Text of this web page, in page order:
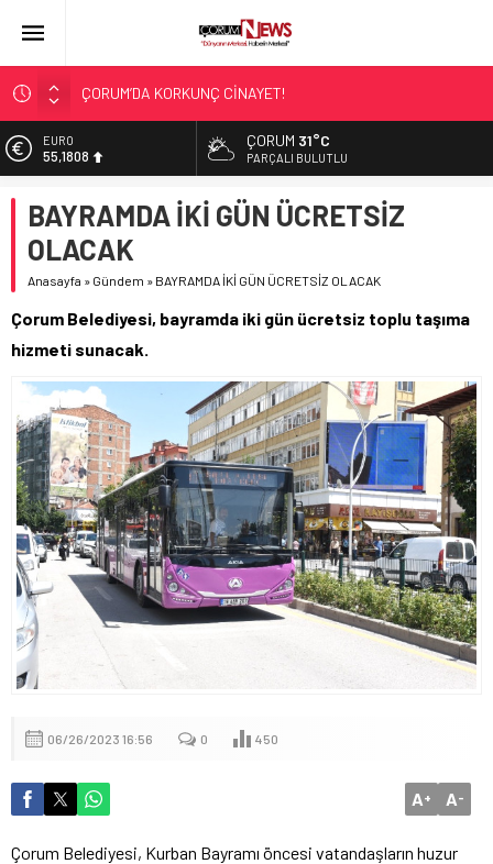
ÇORUM’DA KORKUNÇ CİNAYET!
ASLAN, CUMHURBAŞKANI BAŞDANIŞMANI OLDU
SIR PERDESİ ÇÖZÜLDÜ!
ÇATIDAN DÜŞTÜ!
EURO
55,1808
6.662,82
BİST
13.779,39
47,6961
ÇORUM 31°C
PARÇALI BULUTLU
BAYRAMDA İKİ GÜN ÜCRETSİZ
OLACAK
Anasayfa » Gündem » BAYRAMDA İKİ GÜN ÜCRETSİZ OLACAK
Çorum Belediyesi, bayramda iki gün ücretsiz toplu taşıma
hizmeti sunacak.
06/26/2023 16:56 0 450
A+ A-
Çorum Belediyesi, Kurban Bayramı öncesi vatandaşların huzur